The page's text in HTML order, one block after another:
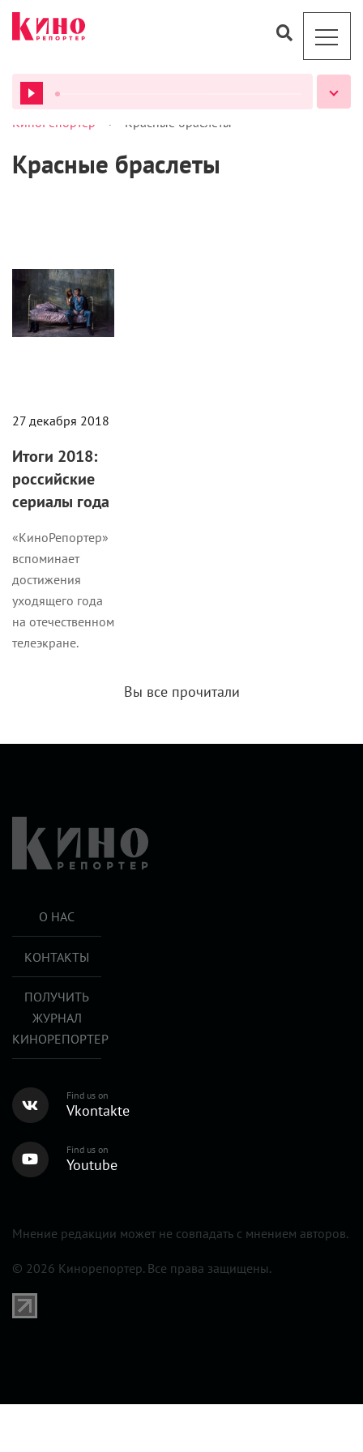
ВСЕ ПОДКАСТЫ
КиноРепортер > Красные браслеты
Красные браслеты
27 декабря 2018
Итоги 2018:
российские
сериалы года
«КиноРепортер»
вспоминает
достижения
уходящего года
на отечественном
телеэкране.
Вы все прочитали
О НАС
КОНТАКТЫ
ПОЛУЧИТЬ
ЖУРНАЛ
КИНОРЕПОРТЕР
Find us on
Vkontakte
Find us on
Youtube
Мнение редакции может не совпадать с мнением авторов.
© 2026 Кинорепортер. Все права защищены.